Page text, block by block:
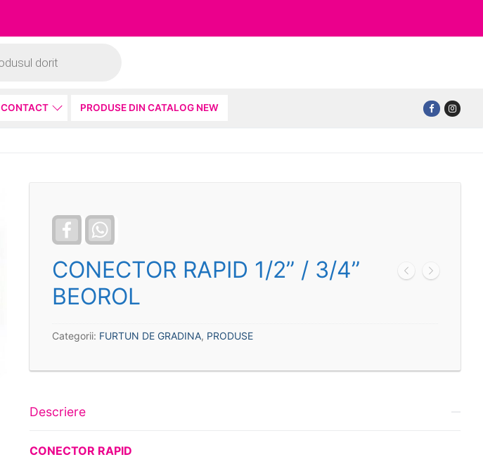
CONTACT PRODUSE DIN CATALOG NEW
Facebook
CONECTOR RAPID 1/2” / 3/4”
BEOROL
Categorii: FURTUN DE GRADINA, PRODUSE
Descriere
CONECTOR RAPID